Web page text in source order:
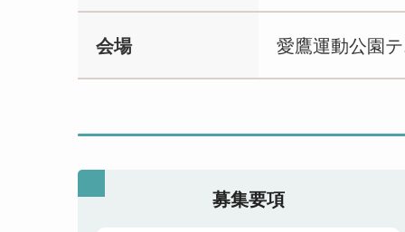
会場 愛鷹運動公園
募集要項